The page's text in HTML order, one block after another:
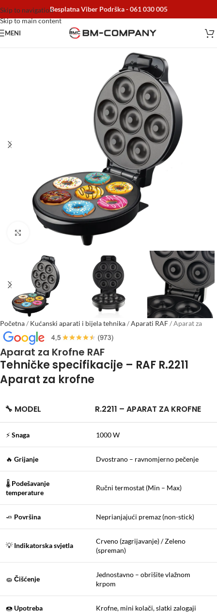
Skip to navigation
Skip to main content
Besplatna Viber Podrška -061 030 005
MENI
Click to enlarge
Početna/ Kućanski aparati i bijela tehnika/Aparati RAF/Aparat za
Krofne RAF
Aparat za Krofne RAF
Tehničke specifikacije – RAF R.2211
Aparat za krofne
🔧 MODEL R.2211 – APARAT ZA KROFNE
⚡Snaga 1000 W
🔥 Grijanje Dvostrano – ravnomjerno pečenje
🌡️ Podešavanje
temperature
Ručni termostat (Min – Max)
🧈 Površina Neprianjajući premaz (non-stick)
💡 Indikatorska svjetla
Crveno (zagrijavanje) / Zeleno
(spreman)
🧽 Čišćenje
Jednostavno – obrišite vlažnom
krpom
🍩Upotreba Krofne, mini kolači, slatki zalogaji